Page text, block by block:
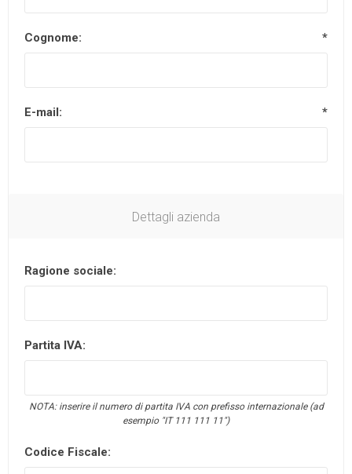
Cognome: *
E-mail: *
Dettagli azienda
Ragione sociale:
Partita IVA:
NOTA: inserire il numero di partita IVA con prefisso internazionale (ad
esempio "IT 111 111 11")
Codice Fiscale: